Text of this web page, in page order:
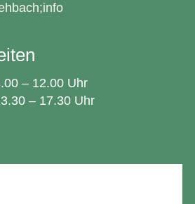
– 12.00 Uhr
– 17.30 Uhr